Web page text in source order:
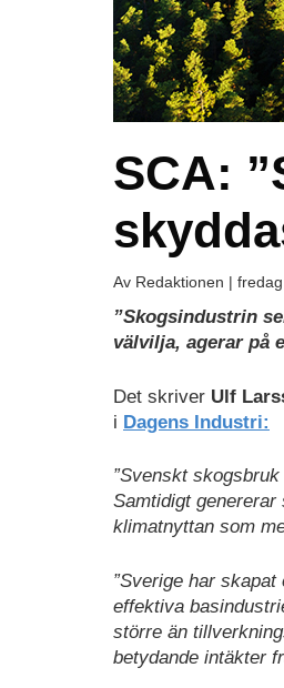
SCA:
Av Redaktionen |
”Skogsindustrin
välvilja, agerar på
Det skriver Ulf
i Dagens Industri:
”Svenskt
Samtidigt
klimatnyttan som
”Sverige har
effektiva
större än
betydande intäkter